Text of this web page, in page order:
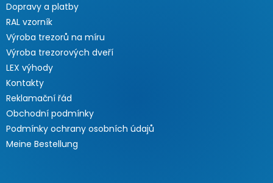
Dopravy a platby
RAL vzorník
Výroba trezorů na míru
Výroba trezorových dveří
LEX výhody
Kontakty
Reklamační řád
Obchodní podmínky
Podmínky ochrany osobních údajů
Meine Bestellung